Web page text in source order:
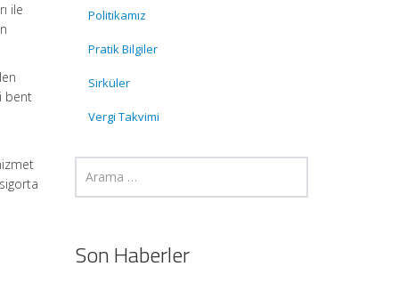
ile
bent
Politikamız
Pratik Bilgiler
Sirküler
Vergi Takvimi
Son Haberler